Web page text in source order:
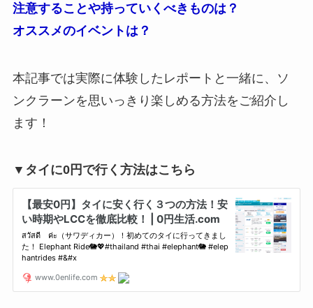
注意することや持っていくべきものは？
オススメのイベントは？
本記事では実際に体験したレポートと一緒に、ソ
ンクラーンを思いっきり楽しめる方法をご紹介し
ます！
▼タイに0円で行く方法はこちら